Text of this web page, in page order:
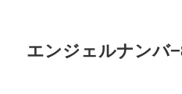
エンジェルナンバ